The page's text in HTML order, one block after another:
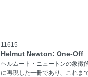
11615
Helmut Newton: One-Off
ヘルムート・ニュートンの象徴
に再現した一冊であり、これま